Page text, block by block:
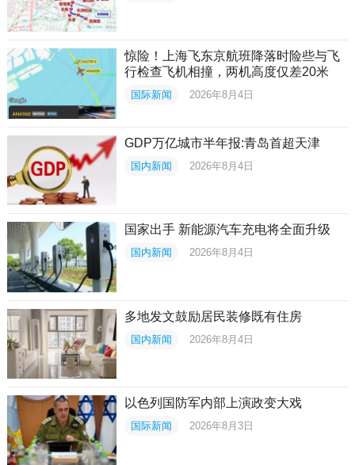
惊险！上海飞东京航班降落时险些与飞
行检查飞机相撞，两机高度仅差20米
国际新闻 2026年8月4日
GDP万亿城市半年报:青岛首超天津
国内新闻 2026年8月4日
国家出手 新能源汽车充电将全面升级
国内新闻 2026年8月4日
多地发文鼓励居民装修既有住房
国内新闻 2026年8月4日
以色列国防军内部上演政变大戏
国际新闻 2026年8月3日